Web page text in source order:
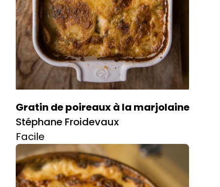
Gratin de poireaux à la marjolaine
Stéphane Froidevaux
Facile